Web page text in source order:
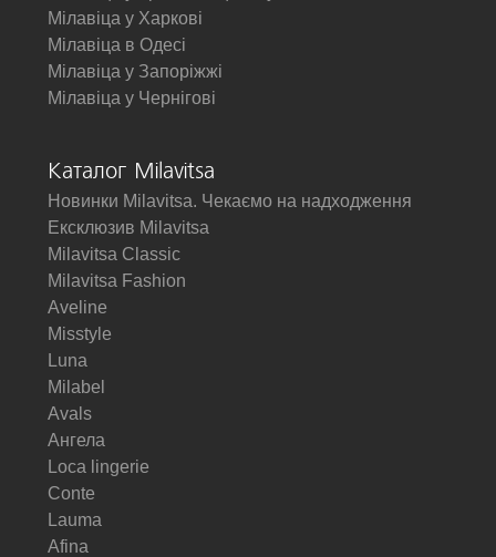
Мілавіца у Харкові
Мілавіца в Одесі
Мілавіца у Запоріжжі
Мілавіца у Чернігові
Каталог Milavitsa
Новинки Milavitsa. Чекаємо на надходження
Ексклюзив Milavitsa
Milavitsa Classic
Milavitsa Fashion
Aveline
Misstyle
Luna
Milabel
Avals
Ангела
Loca lingerie
Conte
Lauma
Afina